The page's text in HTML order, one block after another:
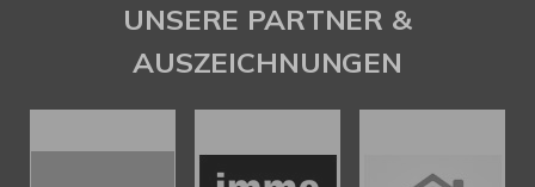
UNSERE PARTNER &
AUSZEICHNUNGEN